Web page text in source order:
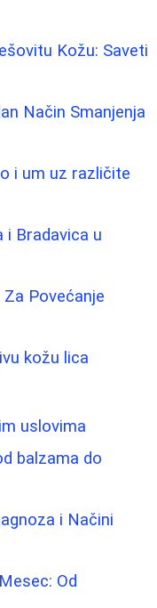
Kožu: Saveti
Način Smanjenja
i um uz različite
i Bradavica u
Povećanje
kožu lica
uslovima
balzama do
i Načini
Od